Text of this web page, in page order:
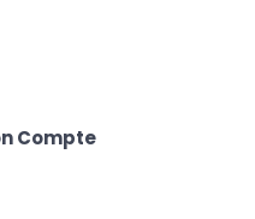
Compte